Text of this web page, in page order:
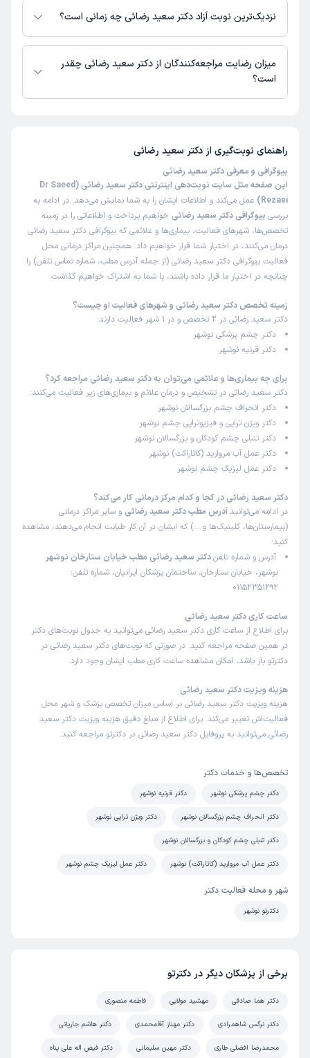
این پزشک را پیشنهاد میکنم
زمان انتظار:15-45 دقیقه
تشخیص خوب دکتر، فقط مطبشون کوچیکه
علت مراجعه:
این پزشک را پیشنهاد میکنم
زمان انتظار:45-90 دقیقه
رتینوپاتی انجام میدن
علت مراجعه: مشکلات بینایی (ضعیف شدن دید، دوربینی، نزدیک‌بینی، آستیگماتیسم)
کاربر دکترتو
نوبت مطب از دکترتو
این پزشک را پیشنهاد میکنم
زمان انتظار:0-15 دقیقه
کاربر دکترتو
این پزشک را پیشنهاد نمیکنم
زمان انتظار:45-90 دقیقه
دکتر حتی مشکل رو بهم توضیح ندادن. بعد از یک‌ساعت و نیم
انتظار در سریع‌ترین حالت ممکن دوتا قطره بهم دادن فقط و
برخورد مناسبی هم با مریض‌ها نداشتن.
کاربر دکترتو
این پزشک را پیشنهاد میکنم
زمان انتظار:15-45 دقیقه
علت مراجعه: ضربه به چشم
کاربر دکترتو
نوبت مطب از دکترتو
این پزشک را پیشنهاد میکنم
زمان انتظار:45-90 دقیقه
بهتره که محیط اتاق انتظار، تشکیل بشه از صندلیهای راحت تر و
با گل و گیاه تا بیماران و مراجعین فضای مطبوع تری رو تا
رسیدن به زمان نوبتشان طی کنند
زمان انتظار: 0-15 دقیقه
خیلی خوب
علت مراجعه: تاری دید یا دوبینی
دسترس نیست. برای دریافت اطلاعات دقیق‌تر، لطفاً با مطب تماس بگیرید.
نزدیک‌ترین نوبت آزاد دکتر سعید رضائی چه زمانی است؟
دکتر سعید رضائی از روز شنبه 17 مرداد 1405 بیمار جدید می‌پذیرند.
میزان رضایت مراجعه‌کنندگان از دکتر سعید رضائی چقدر
است؟
راهنمای نوبت‌گیری از دکتر سعید رضائی
بیوگرافی و معرفی دکتر سعید رضائی
این صفحه مثل سایت نوبت‌دهی اینترنتی دکتر سعید رضائی (Dr Saeed
Rezaei)
عمل می‌کند و اطلاعات ایشان را به شما نمایش می‌دهد. در ادامه به
بررسی بیوگرافی دکتر سعید رضائی خواهیم پرداخت و اطلاعاتی را در زمینه
تخصص‌ها، شهرهای فعالیت، بیماری‌ها و علائمی که بیوگرافی دکتر سعید رضائی
درمان می‌کنند، در اختیار شما قرار خواهیم داد. همچنین مراکز درمانی محل
فعالیت بیوگرافی دکتر سعید رضائی (از جمله آدرس مطب، شماره تماس تلفن) را
چنانچه در اختیار ما قرار داده باشند، با شما به اشتراک خواهیم گذاشت.
زمینه تخصص دکتر سعید رضائی و شهرهای فعالیت او چیست؟
دکتر سعید رضائی در 2 تخصص و در 1 شهر فعالیت دارند:
دکتر چشم پزشکی نوشهر
دکتر قرنیه نوشهر
برای چه بیماری‌ها و علائمی می‌توان به دکتر سعید رضائی مراجعه کرد؟
دکتر سعید رضائی در تشخیص و درمان علائم و بیماری‌های زیر فعالیت می‌کنند:
دکتر انحراف چشم بزرگسالان نوشهر
دکتر ویژن تراپی و فیزیوتراپی چشم نوشهر
دکتر تنبلی چشم کودکان و بزرگسالان نوشهر
دکتر عمل آب مروارید (کاتاراکت) نوشهر
دکتر عمل لیزیک چشم نوشهر
دکتر سعید رضائی در کجا و کدام مرکز درمانی کار می‌کند؟
در ادامه می‌توانید آدرس مطب دکتر سعید رضائی و سایر مراکز درمانی
(بیمارستان‌ها، کلینیک‌ها و …) که ایشان در آن کار طبابت انجام می‌دهند، مشاهده
کنید:
آدرس و شماره تلفندکتر سعید رضائی مطب خیابان ستارخان نوشهر
نوشهر، خیابان ستارخان، ساختمان پزشکان ایرانیان، شماره تلفن:
01152351292
ساعت کاری دکتر سعید رضائی
برای اطلاع از ساعت کاری دکتر سعید رضائی می‌توانید به جدول نوبت‌های دکتر
در همین صفحه مراجعه کنید. در صورتی که نوبت‌های دکتر سعید رضائی در
دکترتو باز باشد، امکان مشاهده ساعت کاری مطب ایشان وجود دارد.
هزینه ویزیت دکتر سعید رضائی
هزینه ویزیت دکتر سعید رضائی بر اساس میزان تخصص پزشک و شهر محل
فعالیت‌اش تغییر می‌کند. برای اطلاع از مبلغ دقیق هزینه ویزیت دکتر سعید
رضائی می‌توانید به پروفایل دکتر سعید رضائی در دکترتو مراجعه کنید.
تخصص‌ها و خدمات دکتر
دکتر چشم پزشکی نوشهر دکتر قرنیه نوشهر
دکتر انحراف چشم بزرگسالان نوشهر دکتر ویژن تراپی نوشهر
دکتر تنبلی چشم کودکان و بزرگسالان نوشهر
دکتر عمل آب مروارید (کاتاراکت) نوشهر دکتر عمل لیزیک چشم نوشهر
شهر و محله فعالیت دکتر
دکترتو نوشهر
برخی از پزشکان دیگر در دکترتو
دکتر هما صادقی مهشید مولایی فاطمه منصوری
دکتر نرگس شاهمرادی دکتر مهناز آقامحمدی دکتر هاشم جاریانی
محمدرضا افضلی طاری دکتر مهین سلیمانی دکتر فیض اله علی پناه